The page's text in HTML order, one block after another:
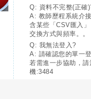
Q: 資料不完整(正確
A: 教師歷程系統介
含某些「CSV匯入
交換方式與頻率。。
Q: 我無法登入?
A: 請確認您的單一
若需進一步協助，
機:3484